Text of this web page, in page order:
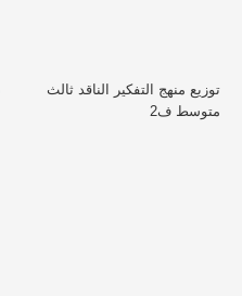
توزيع منهج التفكير الناقد ثالث
متوسط ف2